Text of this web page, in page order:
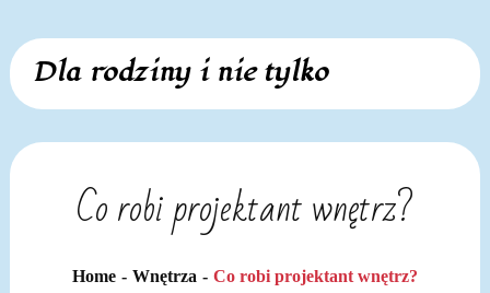
Skip
content
Dla rodziny i nie tylko
Co robi projektant wnętrz?
Home Wnętrza Co robi projektant wnętrz?